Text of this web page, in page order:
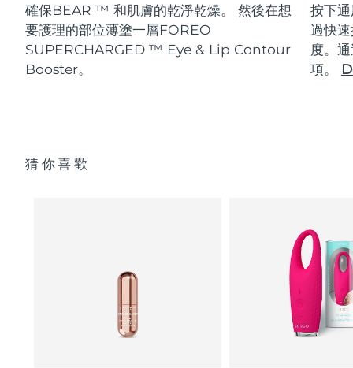
確保BEAR ™ 和肌膚的乾淨乾燥。 然後在想
要護理的部位薄塗一層FOREO
SUPERCHARGED ™ Eye & Lip Contour
Booster。
按下
過快
度。
項。
猜你喜歡